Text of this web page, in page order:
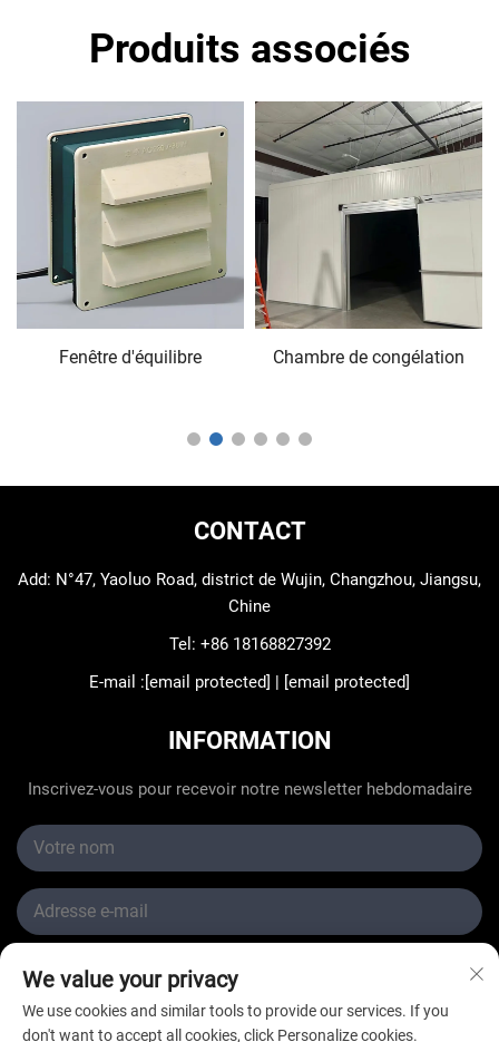
Produits associés
Fenêtre d'équilibre Chambre de congélation
CONTACT
Add: N°47, Yaoluo Road, district de Wujin, Changzhou, Jiangsu,
Chine
Tel: +86 18168827392
E-mail : [email protected] [email protected]
INFORMATION
Inscrivez-vous pour recevoir notre newsletter hebdomadaire
Soumettre
We value your privacy
We use cookies and similar tools to provide our services. If you
don't want to accept all cookies, click Personalize cookies.